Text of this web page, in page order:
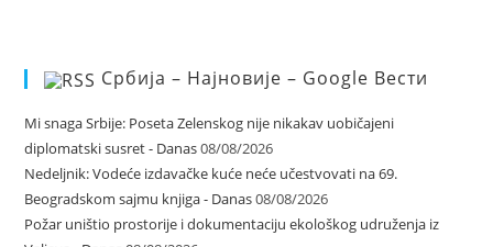
Србија – Најновије – Google Вести
Mi snaga Srbije: Poseta Zelenskog nije nikakav uobičajeni
diplomatski susret - Danas08/08/2026
Nedeljnik: Vodeće izdavačke kuće neće učestvovati na 69.
Beogradskom sajmu knjiga - Danas08/08/2026
Požar uništio prostorije i dokumentaciju ekološkog udruženja iz